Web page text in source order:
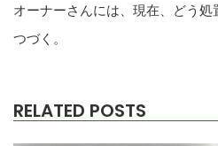
オーナーさんには、現在、どう処
つづく。
RELATED POSTS